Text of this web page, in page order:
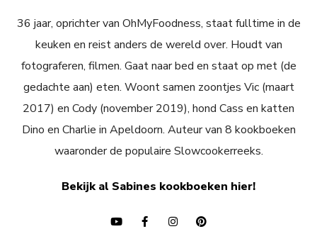
36 jaar, oprichter van OhMyFoodness, staat fulltime in de
keuken en reist anders de wereld over. Houdt van
fotograferen, filmen. Gaat naar bed en staat op met (de
gedachte aan) eten. Woont samen zoontjes Vic (maart
2017) en Cody (november 2019), hond Cass en katten
Dino en Charlie in Apeldoorn. Auteur van 8 kookboeken
waaronder de populaire Slowcookerreeks.
Bekijk al Sabines kookboeken hier!